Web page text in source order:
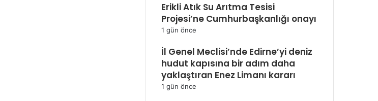
Erikli Atık Su Arıtma Tesisi
Projesi’ne Cumhurbaşkanlığı onayı
1 gün önce
İl Genel Meclisi’nde Edirne’yi deniz
hudut kapısına bir adım daha
yaklaştıran Enez Limanı kararı
1 gün önce